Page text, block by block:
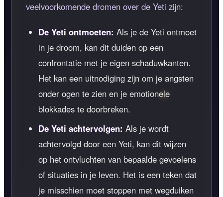
veelvoorkomende dromen over de Yeti zijn:
De Yeti ontmoeten: Als je de Yeti ontmoet
in je droom, kan dit duiden op een
confrontatie met je eigen schaduwkanten.
Het kan een uitnodiging zijn om je angsten
onder ogen te zien en je emotionele
blokkades te doorbreken.
De Yeti achtervolgen: Als je wordt
achtervolgd door een Yeti, kan dit wijzen
op het ontvluchten van bepaalde gevoelens
of situaties in je leven. Het is een teken dat
je misschien moet stoppen met wegduiken